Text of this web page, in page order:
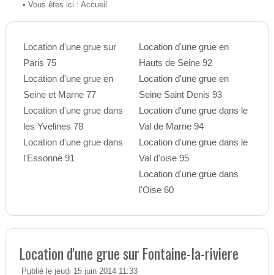
• Vous êtes ici : Accueil
Location d'une grue sur
Paris 75
Location d'une grue en
Seine et Marne 77
Location d'une grue dans
les Yvelines 78
Location d'une grue dans
l'Essonne 91
Location d'une grue en
Hauts de Seine 92
Location d'une grue en
Seine Saint Denis 93
Location d'une grue dans le
Val de Marne 94
Location d'une grue dans le
Val d'oise 95
Location d'une grue dans
l'Oise 60
Location d'une grue sur Fontaine-la-riviere
Publié le jeudi 15 juin 2014 11:33